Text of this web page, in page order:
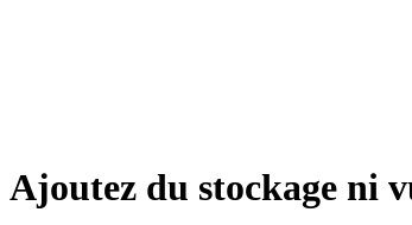
Ajoutez du stockage ni